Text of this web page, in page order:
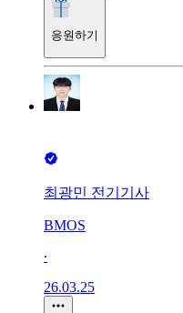
응원하기
최광민 전기기사
BMOS
∙
26.03.25